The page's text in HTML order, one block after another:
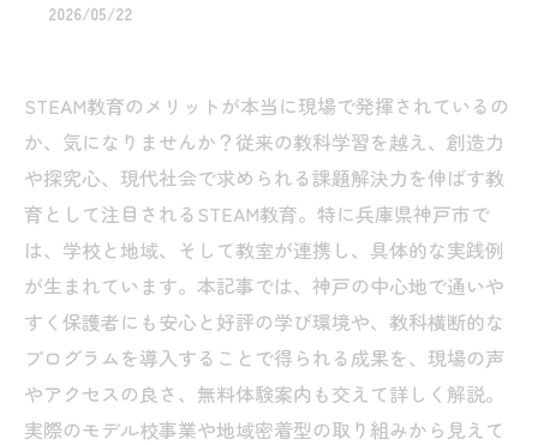
2026/05/22
STEAM教育のメリットが本当に現場で発揮されているの
か、気になりませんか？従来の教科学習を越え、創造力
や探究心、現代社会で求められる課題解決力を伸ばす教
育として注目されるSTEAM教育。特に兵庫県神戸市で
は、学校と地域、そして教室が連携し、具体的な実践例
が生まれています。本記事では、神戸の中心地で通いや
すく保護者にも安心と好評の学び環境や、教科横断的な
プログラムを導入することで得られる成果を、現場の声
やアクセスの良さ、無料体験案内も交えて詳しく解説。
実際のモデル校事業や地域密着型の取り組みから見えて